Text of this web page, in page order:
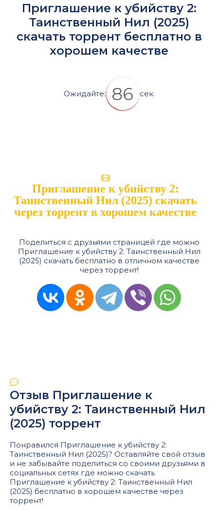
Приглашение к убийству 2:
Таинственный Нил (2025)
скачать торрент бесплатно в
хорошем качестве
Ожидайте: 86 сек.
Приглашение к убийству 2:
Таинственный Нил (2025) скачать
через торрент в хорошем качестве
Поделиться с друзьями страницей где можно
Приглашение к убийству 2: Таинственный Нил
(2025) скачать бесплатно в отличном качестве
через торрент!
Отзыв Приглашение к
убийству 2: Таинственный Нил
(2025) торрент
Понравился Приглашение к убийству 2:
Таинственный Нил (2025)? Оставляйте свой отзыв
и не забывайте поделиться со своими друзьями в
социальных сетях где можно скачать
Приглашение к убийству 2: Таинственный Нил
(2025) бесплатно в хорошем качестве через
торрент!